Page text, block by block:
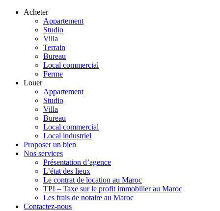
Acheter
Appartement
Studio
Villa
Terrain
Bureau
Local commercial
Ferme
Louer
Appartement
Studio
Villa
Bureau
Local commercial
Local industriel
Proposer un bien
Nos services
Présentation d’agence
L’état des lieux
Le contrat de location au Maroc
TPI – Taxe sur le profit immobilier au Maroc
Les frais de notaire au Maroc
Contactez-nous